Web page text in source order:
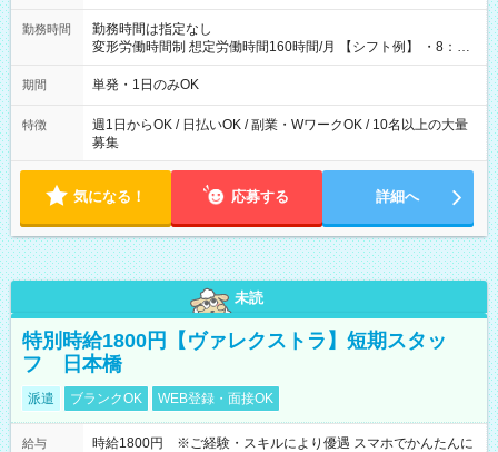
勤務時間
勤務時間は指定なし
変形労働時間制 想定労働時間160時間/月 【シフト例】 ・8：00
～21：00
期間 単発・1日のみOK
特徴
週1日からOK / 日払いOK / 副業・WワークOK / 10名以上の大量
募集
気になる！ 応募する 詳細へ
未読
特別時給1800円【ヴァレクストラ】短期スタッ
フ 日本橋
派遣 ブランクOK WEB登録・面接OK
給与
時給1800円 ※ご経験・スキルにより優遇 スマホでかんたんに